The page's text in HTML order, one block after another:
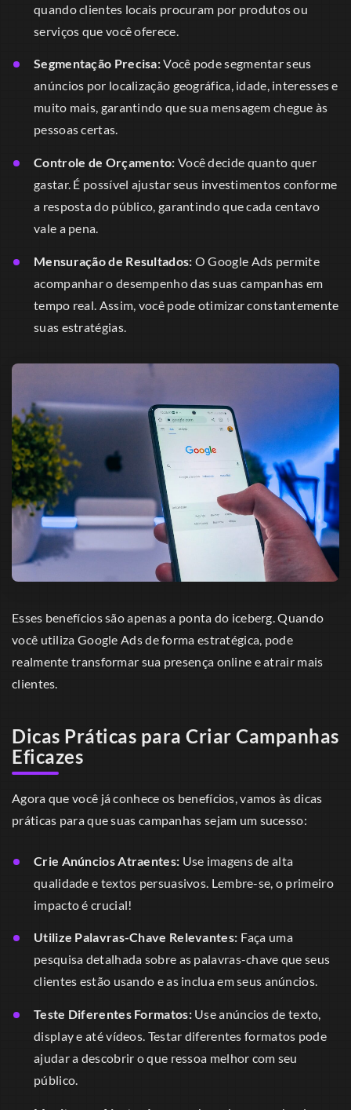
quando clientes locais procuram por produtos ou
serviços que você oferece.
Segmentação Precisa:Você pode segmentar seus
anúncios por localização geográfica, idade, interesses e
muito mais, garantindo que sua mensagem chegue às
pessoas certas.
Controle de Orçamento: Você decide quanto quer
gastar. É possível ajustar seus investimentos conforme
a resposta do público, garantindo que cada centavo
vale a pena.
Mensuração de Resultados: O Google Ads permite
acompanhar o desempenho das suas campanhas em
tempo real. Assim, você pode otimizar constantemente
suas estratégias.
Esses benefícios são apenas a ponta do iceberg. Quando
você utiliza Google Ads de forma estratégica, pode
realmente transformar sua presença online e atrair mais
clientes.
Dicas Práticas para Criar Campanhas
Eficazes
Agora que você já conhece os benefícios, vamos às dicas
práticas para que suas campanhas sejam um sucesso:
Crie Anúncios Atraentes: Use imagens de alta
qualidade e textos persuasivos. Lembre-se, o primeiro
impacto é crucial!
Utilize Palavras-Chave Relevantes: Faça uma
pesquisa detalhada sobre as palavras-chave que seus
clientes estão usando e as inclua em seus anúncios.
Teste Diferentes Formatos:Use anúncios de texto,
display e até vídeos. Testar diferentes formatos pode
ajudar a descobrir o que ressoa melhor com seu
público.